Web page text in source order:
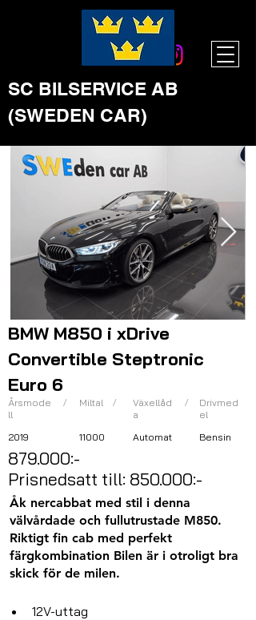
SC BILSERVICE AB
(SWEDEN CAR)
Click here
BMW M850 i xDrive
Convertible Steptronic
Euro 6
Årsmode
ll
/ Miltal /
Växellåd
a
/
Drivmed
el
2019
11000 Automat Bensin
879.000:-
Prisnedsatt till: 850.000:-
Åk nercabbat med stil i denna
välvårdade och fullutrustade M850.
Riktigt fin cab med perfekt
färgkombination Bilen är i otroligt bra
skick för de milen.
12V-uttag